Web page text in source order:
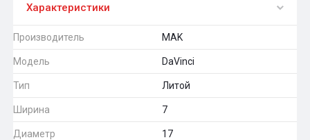
Характеристики
Производитель MAK
Модель DaVinci
Тип Литой
Ширина 7
Диаметр 17